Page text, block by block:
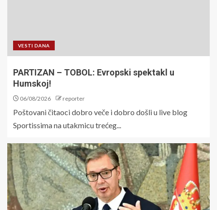
VESTI DANA
PARTIZAN – TOBOL: Evropski spektakl u
Humskoj!
06/08/2026 reporter
Poštovani čitaoci dobro veče i dobro došli u live blog
Sportissima na utakmicu trećeg...